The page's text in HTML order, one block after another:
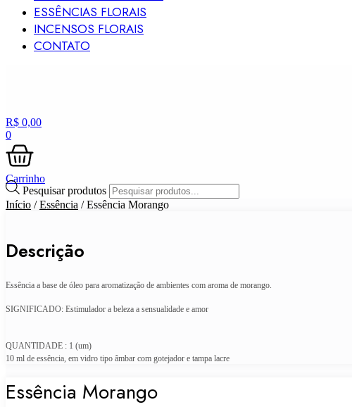
ESSÊNCIAS FLORAIS
INCENSOS FLORAIS
CONTATO
R$ 0,00
0
Carrinho
Pesquisar produtos
Início /Essência / Essência Morango
Descrição
Essência a base de óleo para aromatização de ambientes com aroma de morango.
SIGNIFICADO: Estimulador a beleza a sensualidade e amor
QUANTIDADE : 1 (um)
10 ml de essência, em vidro tipo âmbar com gotejador e tampa lacre
Essência Morango